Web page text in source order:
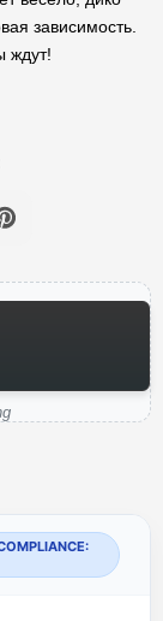
зависимость.
ждут!